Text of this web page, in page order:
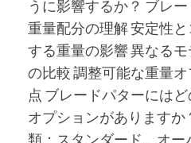
うに影響するか？ ブレ
重量配分の理解 安定性
する重量の影響 異なる
の比較 調整可能な重量
点 ブレードパターには
オプションがありますか
類：スタンダード、オー